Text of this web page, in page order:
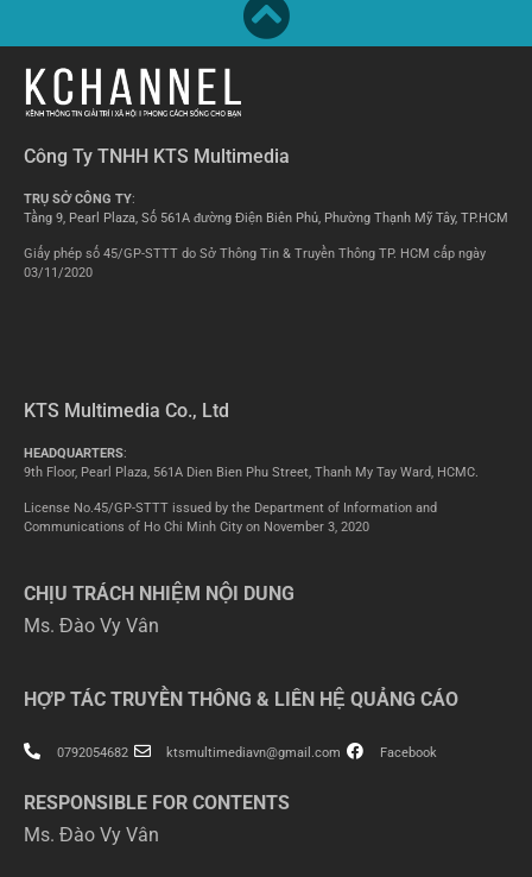
Công Ty TNHH KTS Multimedia
TRỤ SỞ CÔNG TY:
Tầng 9, Pearl Plaza, Số 561A đường Điện Biên Phủ, Phường Thạnh Mỹ Tây, TP.HCM
Giấy phép số 45/GP-STTT do Sở Thông Tin & Truyền Thông TP. HCM cấp ngày
03/11/2020
KTS Multimedia Co., Ltd
HEADQUARTERS:
9th Floor, Pearl Plaza, 561A Dien Bien Phu Street, Thanh My Tay Ward, HCMC.
License No.45/GP-STTT issued by the Department of Information and
Communications of Ho Chi Minh City on November 3, 2020
CHỊU TRÁCH NHIỆM NỘI DUNG
Ms. Đào Vy Vân
HỢP TÁC TRUYỀN THÔNG & LIÊN HỆ QUẢNG CÁO
0792054682 ktsmultimediavn@gmail.com Facebook
RESPONSIBLE FOR CONTENTS
Ms. Đào Vy Vân